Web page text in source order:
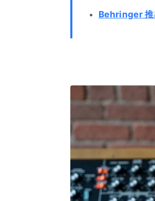
Behringer 推